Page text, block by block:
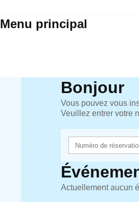
Menu principal
Bonjour
Vous pouvez vous
Veuillez entrer votre
Actuellement aucun